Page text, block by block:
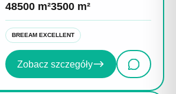
48500 m²3500 m²
BREEAM EXCELLENT
Zobacz szczegóły